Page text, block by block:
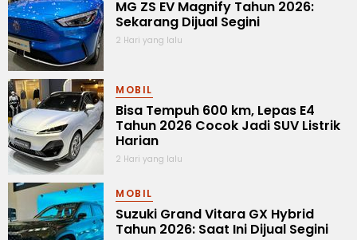
MG ZS EV Magnify Tahun 2026:
Sekarang Dijual Segini
2 Hari yang lalu
MOBIL
Bisa Tempuh 600 km, Lepas E4
Tahun 2026 Cocok Jadi SUV Listrik
Harian
2 Hari yang lalu
MOBIL
Suzuki Grand Vitara GX Hybrid
Tahun 2026: Saat Ini Dijual Segini